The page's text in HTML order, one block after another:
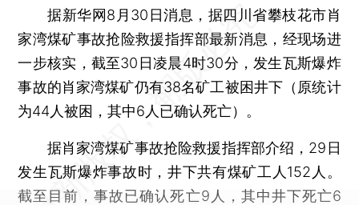
据新华网8月30日消息，据四川省攀枝花市肖
家湾煤矿事故抢险救援指挥部最新消息，经现场进
一步核实，截至30日凌晨4时30分，发生瓦斯爆炸
事故的肖家湾煤矿仍有38名矿工被困井下（原统计
为44人被困，其中6人已确认死亡）。
据肖家湾煤矿事故抢险救援指挥部介绍，29日
发生瓦斯爆炸事故时，井下共有煤矿工人152人。
截至目前，事故已确认死亡9人，其中井下死亡6